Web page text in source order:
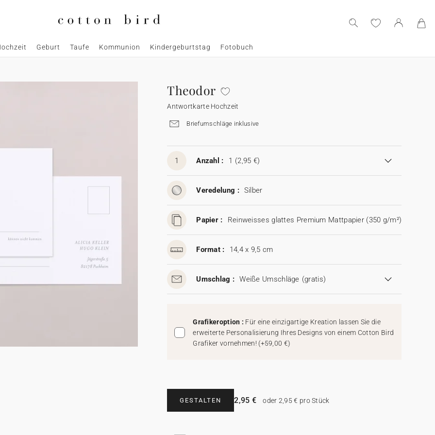
Geburt Taufe Kommunion Kindergeburtstag Fotobuch
Theodor
Antwortkarte Hochzeit
Briefumschläge inklusive
1 Anzahl : 1 (2,95 €)
Veredelung : Silber
Papier : Reinweisses glattes Premium Mattpapier (350 g/m²)
Format : 14,4 x 9,5 cm
Umschlag : Weiße Umschläge (gratis)
Grafikeroption : Für eine einzigartige Kreation lassen Sie die
erweiterte Personalisierung Ihres Designs von einem Cotton Bird
Grafiker vornehmen! (+59,00 €)
GESTALTEN 2,95 € oder 2,95 € pro Stück